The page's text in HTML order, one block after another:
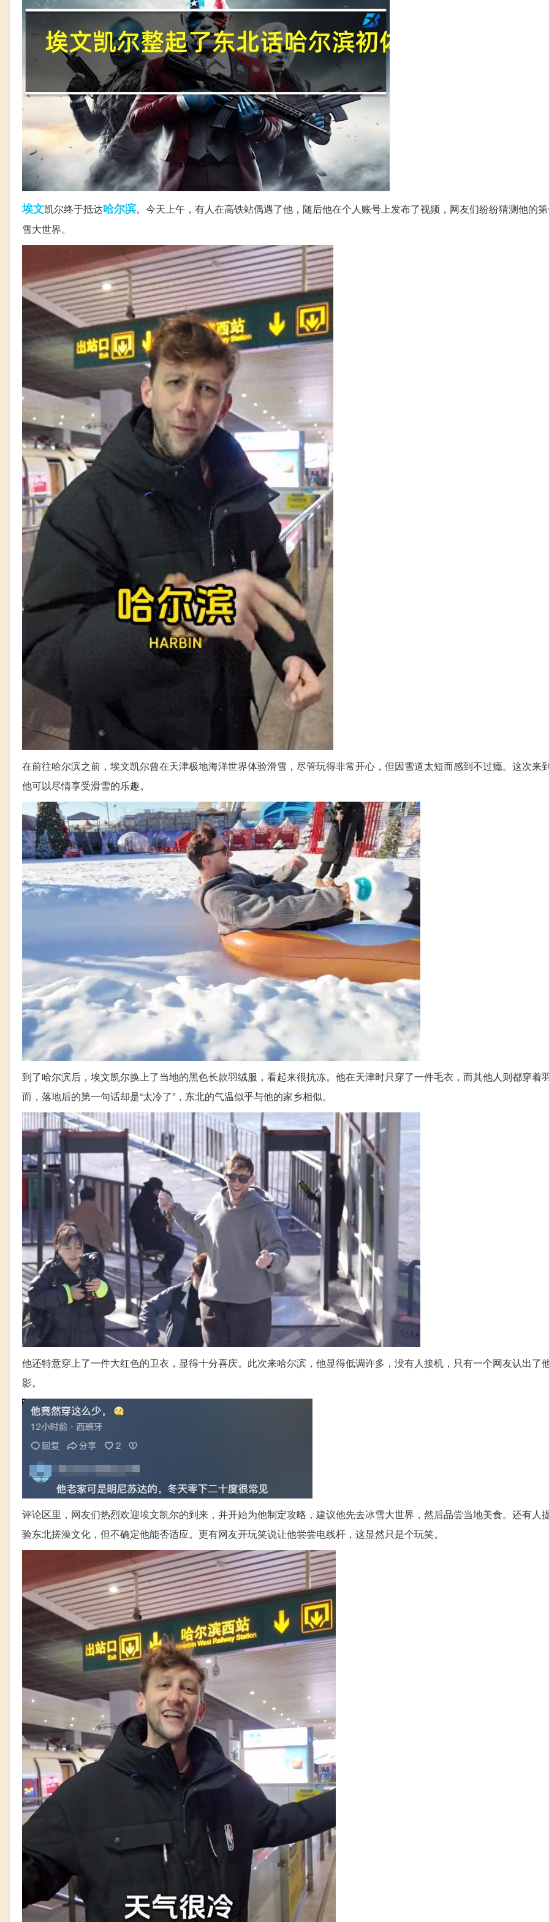
埃文凯尔终于抵达哈尔滨。今天上午，有人在高铁站偶遇了他，随后他在个人账号上发布了视频，网友们纷纷猜测他的
雪大世界。
在前往哈尔滨之前，埃文凯尔曾在天津极地海洋世界体验滑雪，尽管玩得非常开心，但因雪道太短而感到不过瘾。这次来
他可以尽情享受滑雪的乐趣。
到了哈尔滨后，埃文凯尔换上了当地的黑色长款羽绒服，看起来很抗冻。他在天津时只穿了一件毛衣，而其他人则都穿着
而，落地后的第一句话却是“太冷了”，东北的气温似乎与他的家乡相似。
他还特意穿上了一件大红色的卫衣，显得十分喜庆。此次来哈尔滨，他显得低调许多，没有人接机，只有一个网友认出了
影。
评论区里，网友们热烈欢迎埃文凯尔的到来，并开始为他制定攻略，建议他先去冰雪大世界，然后品尝当地美食。还有人
验东北搓澡文化，但不确定他能否适应。更有网友开玩笑说让他尝尝电线杆，这显然只是个玩笑。